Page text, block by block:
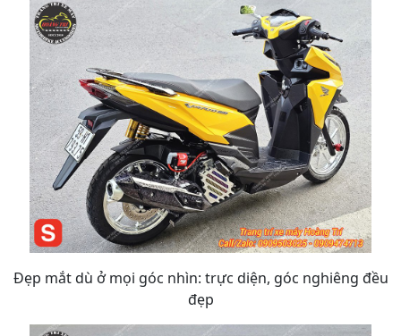
Đẹp mắt dù ở mọi góc nhìn: trực diện, góc nghiêng đều
đẹp